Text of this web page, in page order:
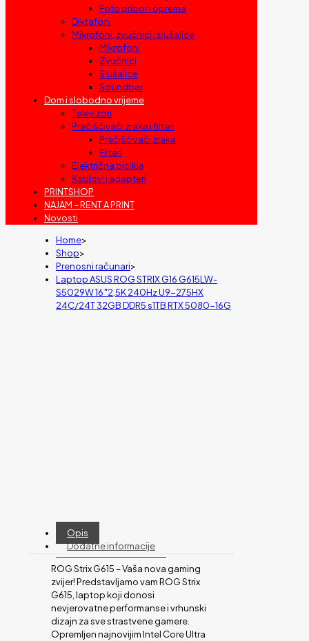
Foto pribor i oprema
Diktafoni
Mikrofoni, zvučnici i slušalice
Mikrofoni
Zvučnici
Slušalice
Soundbar
Dom i slobodno vrijeme
Televizori
Prečišćivači zraka i filteri
Prečišćivači zraka
Filteri
Električna bicikla
Kablovi i adapteri
PRINTSHOP
NAJAM – RENT A PRINT
Novosti
Home>
Shop>
Prenosni računari>
Laptop ASUS ROG STRIX G16 G615LW-
S5029W 16″2,5K 240Hz U9-275HX
24C/24T 32GB DDR5 s1TB RTX 5080-16G
Opis
Dodatne informacije
ROG Strix G615 – Vaša nova gaming
zvijer! Predstavljamo vam ROG Strix
G615, laptop koji donosi
nevjerovatne performanse i vrhunski
dizajn za sve strastvene gamere.
Opremljen najnovijim Intel Core Ultra